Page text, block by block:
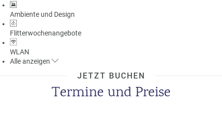
Ambiente und Design
Flitterwochenangebote
WLAN
Alleanzeigen
JETZT BUCHEN
Termine und Preise